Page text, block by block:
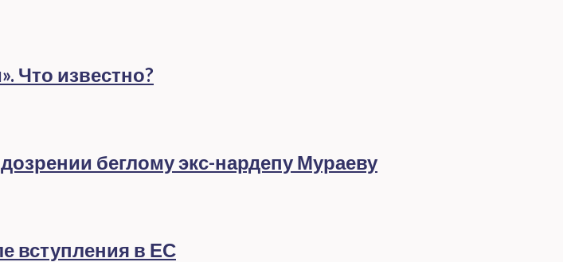
Что известно?
беглому экс-нардепу Мураеву
вступления в ЕС